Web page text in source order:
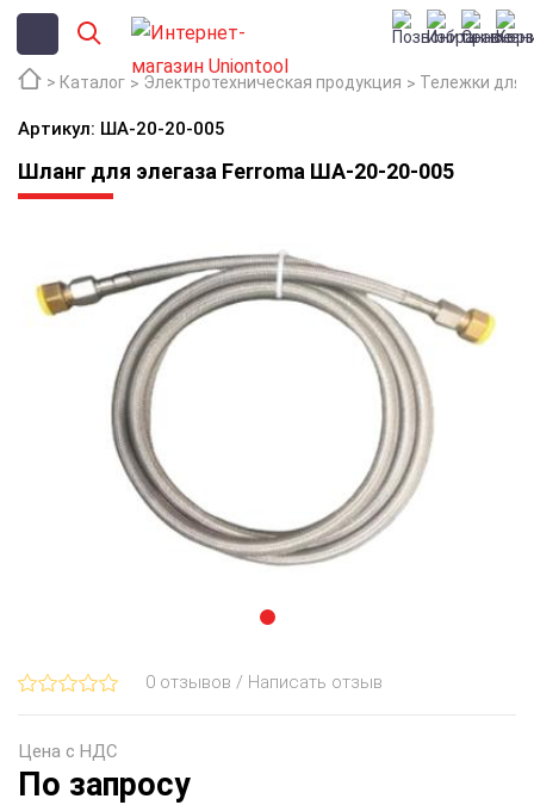
Каталог Электротехническая продукция Тележки для
Артикул: ША-20-20-005
Шланг для элегаза Ferroma ША-20-20-005
0 отзывов / Написать отзыв
Цена с НДС
По запросу